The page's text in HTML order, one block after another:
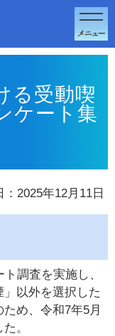
動
る受動喫
ケート集
：2025年12月11日
調査を実施し、
」以外を選択した
め、令和7年5月
。